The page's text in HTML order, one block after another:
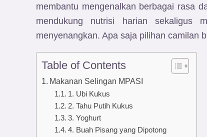
membantu mengenalkan berbagai rasa
mendukung nutrisi harian sekaligus
menyenangkan. Apa saja pilihan camilan
Table of Contents
Makanan Selingan MPASI
1. Ubi Kukus
2. Tahu Putih Kukus
3. Yoghurt
4. Buah Pisang yang Dipotong